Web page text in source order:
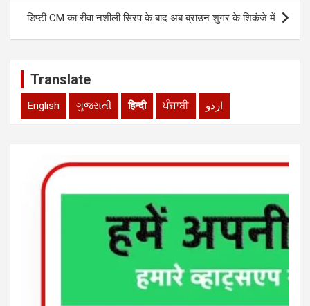
डिप्टी CM का रीवा नशीली सिरप के बाद अब ब्राउन शुगर के शिकंजे में
Translate
English ગુજરાતી हिन्दी ਪੰਜਾਬੀ اردو